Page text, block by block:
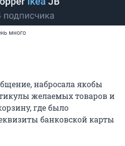
много
набросала якобы
желаемых товаров и
где было
банковской карты